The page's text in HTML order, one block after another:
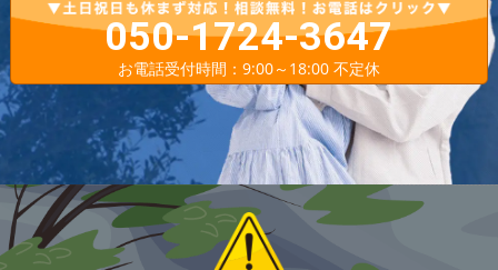
050-1724-3647
お電話受付時間：9:00～18:00 不定休